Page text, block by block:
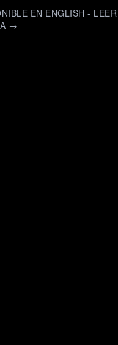
EN ENGLISH - LEER
→